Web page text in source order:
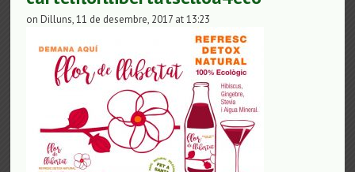
on Dilluns, 11 de desembre, 2017 at 13:23